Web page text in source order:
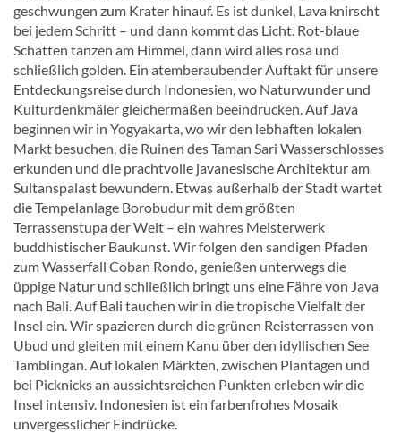
geschwungen zum Krater hinauf. Es ist dunkel, Lava knirscht
bei jedem Schritt – und dann kommt das Licht. Rot-blaue
Schatten tanzen am Himmel, dann wird alles rosa und
schließlich golden. Ein atemberaubender Auftakt für unsere
Entdeckungsreise durch Indonesien, wo Naturwunder und
Kulturdenkmäler gleichermaßen beeindrucken. Auf Java
beginnen wir in Yogyakarta, wo wir den lebhaften lokalen
Markt besuchen, die Ruinen des Taman Sari Wasserschlosses
erkunden und die prachtvolle javanesische Architektur am
Sultanspalast bewundern. Etwas außerhalb der Stadt wartet
die Tempelanlage Borobudur mit dem größten
Terrassenstupa der Welt – ein wahres Meisterwerk
buddhistischer Baukunst. Wir folgen den sandigen Pfaden
zum Wasserfall Coban Rondo, genießen unterwegs die
üppige Natur und schließlich bringt uns eine Fähre von Java
nach Bali. Auf Bali tauchen wir in die tropische Vielfalt der
Insel ein. Wir spazieren durch die grünen Reisterrassen von
Ubud und gleiten mit einem Kanu über den idyllischen See
Tamblingan. Auf lokalen Märkten, zwischen Plantagen und
bei Picknicks an aussichtsreichen Punkten erleben wir die
Insel intensiv. Indonesien ist ein farbenfrohes Mosaik
unvergesslicher Eindrücke.